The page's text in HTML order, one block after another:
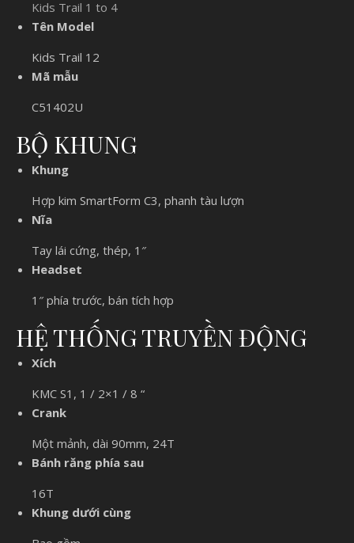
Kids Trail 1 to 4
Tên Model
Kids Trail 12
Mã mẫu
C51402U
BỘ KHUNG
Khung
Hợp kim SmartForm C3, phanh tàu lượn
Nĩa
Tay lái cứng, thép, 1″
Headset
1″ phía trước, bán tích hợp
HỆ THỐNG TRUYỀN ĐỘNG
Xích
KMC S1, 1 / 2×1 / 8 “
Crank
Một mảnh, dài 90mm, 24T
Bánh răng phía sau
16T
Khung dưới cùng